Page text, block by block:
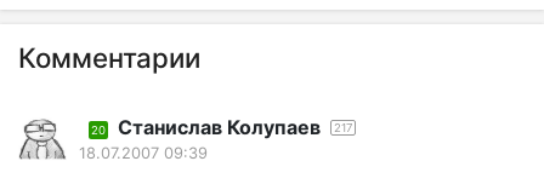
Комментарии
20 Станислав Колупаев 217
18.07.2007 09:39